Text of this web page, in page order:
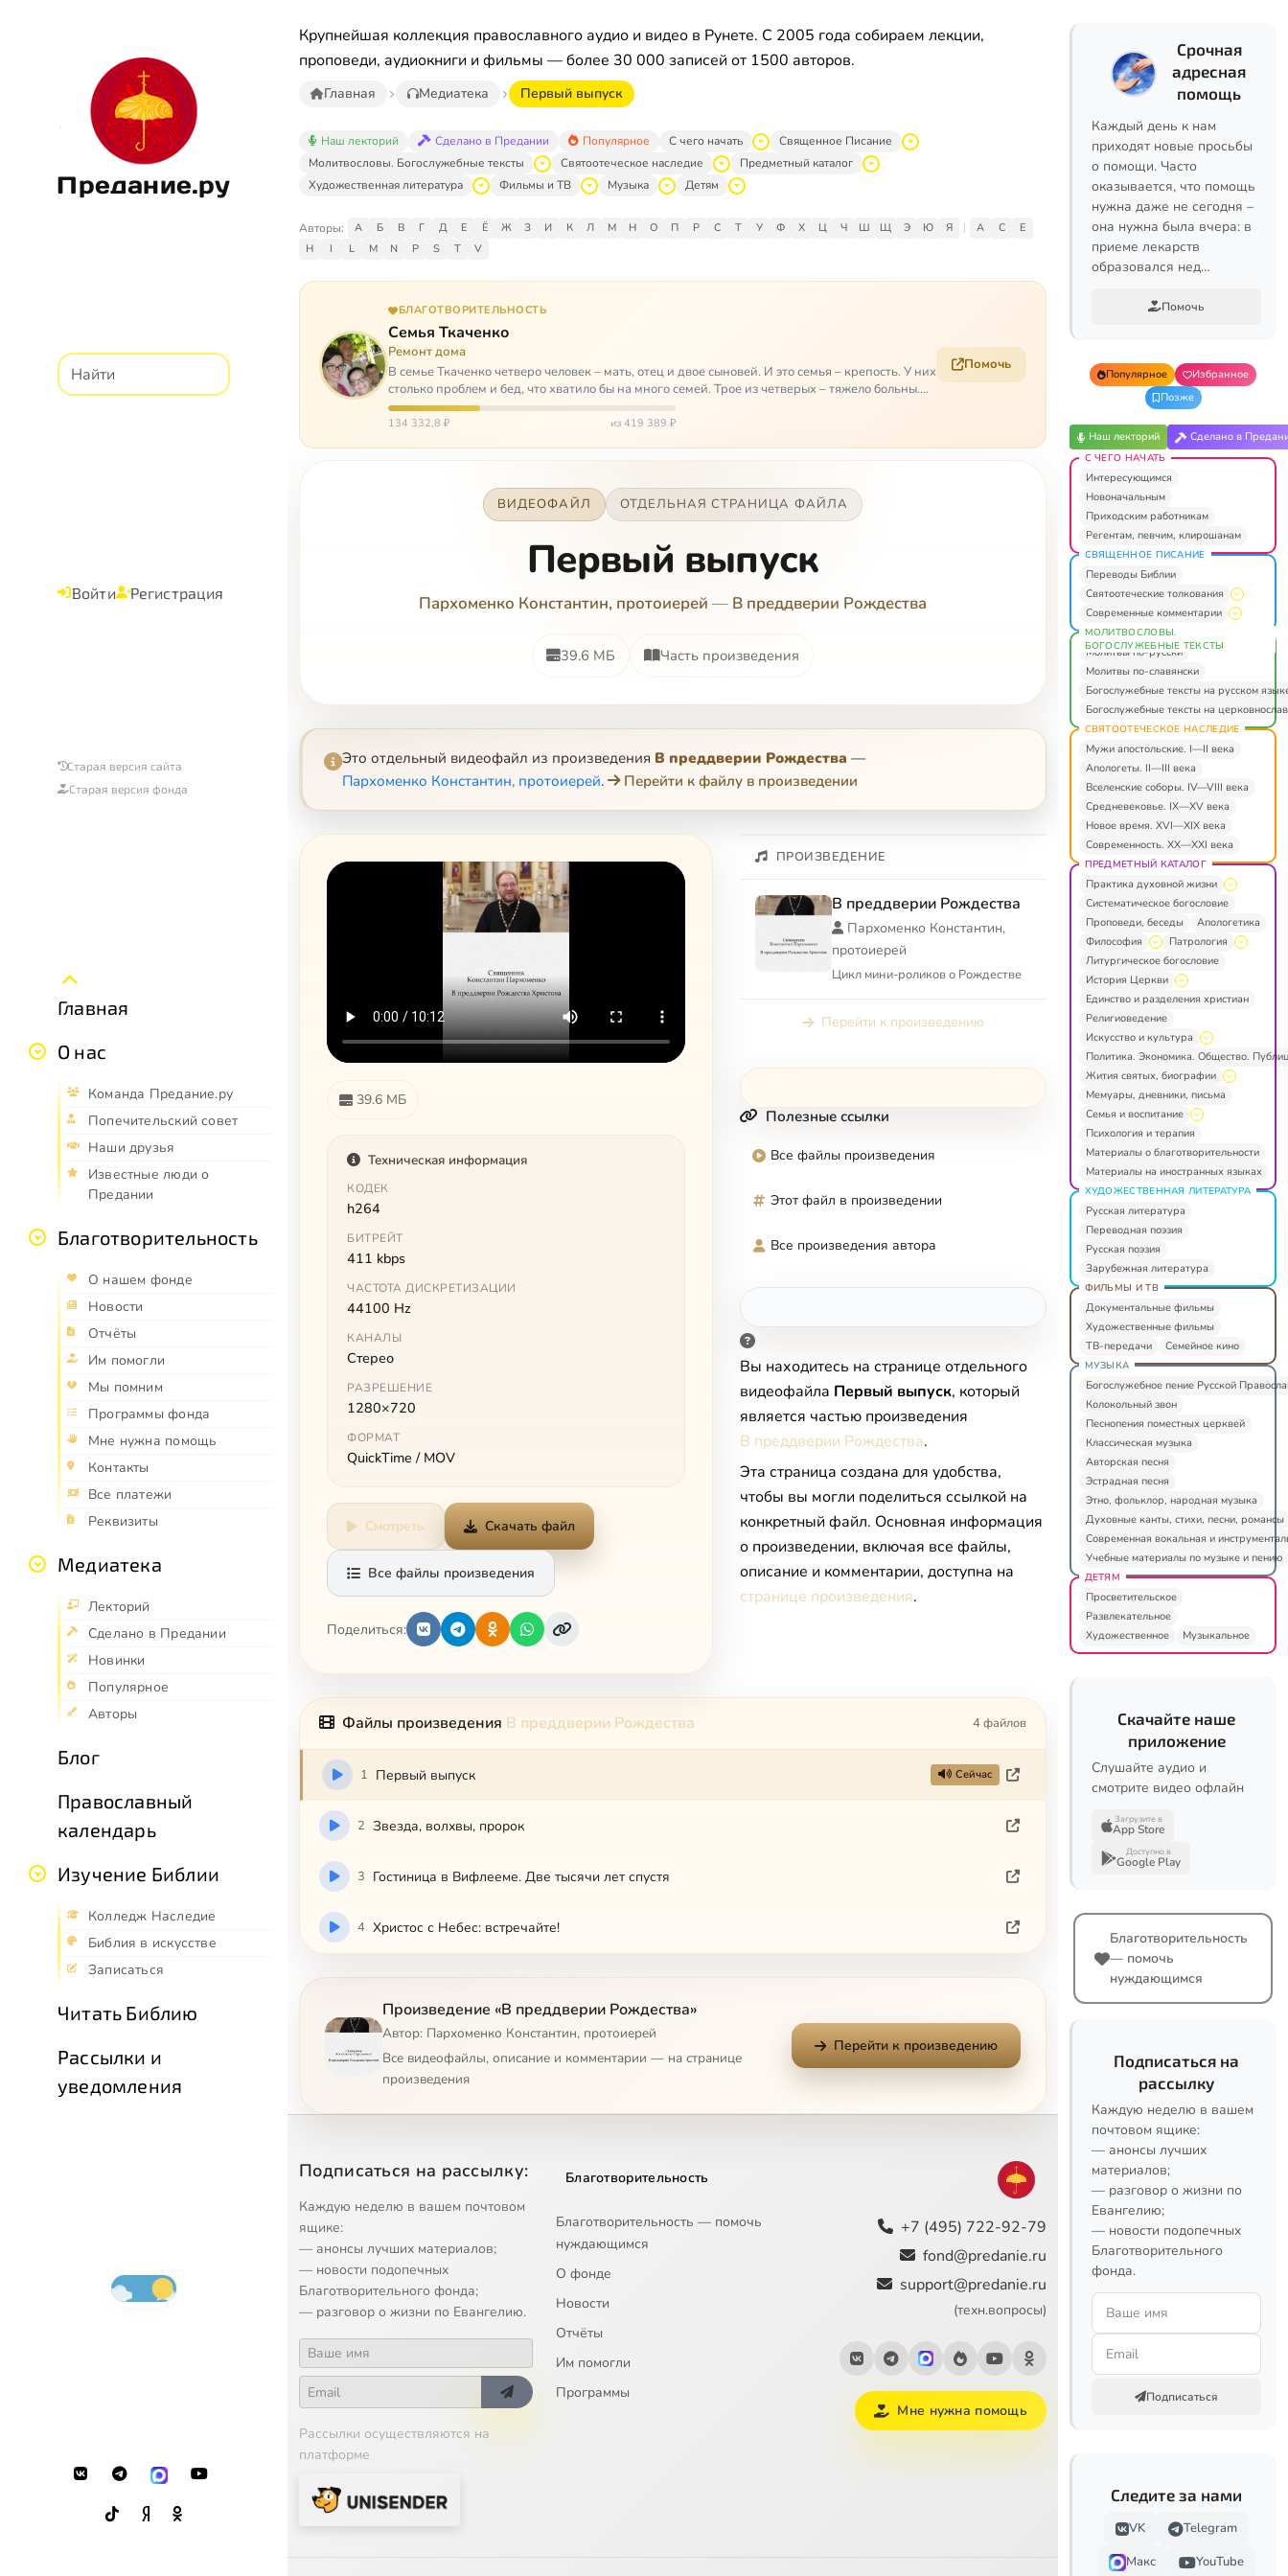
Предание.ру
Войти Регистрация
Старая версия сайта
Старая версия фонда
Главная
О нас
Команда Предание.ру
Попечительский совет
Наши друзья
Известные люди о
Предании
Благотворительность
О нашем фонде
Новости
Отчёты
Им помогли
Мы помним
Программы фонда
Мне нужна помощь
Контакты
Все платежи
Реквизиты
Медиатека
Лекторий
Сделано в Предании
Новинки
Популярное
Авторы
Блог
Православный
календарь
Изучение Библии
Колледж Наследие
Библия в искусстве
Записаться
Читать Библию
Рассылки и
уведомления
Крупнейшая коллекция православного аудио и видео в Рунете. С 2005 года собираем лекции,
проповеди, аудиокниги и фильмы — более 30 000 записей от 1500 авторов.
Главная Медиатека Первый выпуск
Наш лекторий Сделано в Предании Популярное С чего начать
Священное Писание
Молитвословы. Богослужебные тексты
Святоотеческое наследие
Предметный каталог
Художественная литература
Фильмы и ТВ Музыка Детям
Авторы: А Б В Г Д Е Ё Ж З И К Л М Н О П Р С Т У Ф Х Ц Ч Ш Щ Э Ю Я | A C
E
H
I L M N P S T V
БЛАГОТВОРИТЕЛЬНОСТЬ
Семья Ткаченко
Ремонт дома
В семье Ткаченко четверо человек – мать, отец и двое сыновей. И это семья – крепость. У них
столько проблем и бед, что хватило бы на много семей. Трое из четверых – тяжело больны.…
134 332,8 ₽ из 419 389 ₽
Помочь
ВИДЕОФАЙЛ ОТДЕЛЬНАЯ СТРАНИЦА ФАЙЛА
Первый выпуск
Пархоменко Константин, протоиерей — В преддверии Рождества
39.6 МБ Часть произведения
Это отдельный видеофайл из произведения В преддверии Рождества —
Пархоменко Константин, протоиерей. Перейти к файлу в произведении
39.6 МБ
Техническая информация
КОДЕК
h264
БИТРЕЙТ
411 kbps
ЧАСТОТА ДИСКРЕТИЗАЦИИ
44100 Hz
КАНАЛЫ
Стерео
РАЗРЕШЕНИЕ
1280×720
ФОРМАТ
QuickTime / MOV
Смотреть Скачать файл
Все файлы произведения
Поделиться:
ПРОИЗВЕДЕНИЕ
В преддверии Рождества
Пархоменко Константин,
протоиерей
Цикл мини-роликов о Рождестве
Перейти к произведению
Полезные ссылки
Все файлы произведения
Этот файл в произведении
Все произведения автора
Вы находитесь на странице отдельного
видеофайла Первый выпуск, который
является частью произведения
В преддверии Рождества.
Эта страница создана для удобства,
чтобы вы могли поделиться ссылкой на
конкретный файл. Основная информация
о произведении, включая все файлы,
описание и комментарии, доступна на
странице произведения.
Файлы произведения В преддверии Рождества 4 файлов
1 Первый выпуск Сейчас
2 Звезда, волхвы, пророк
3 Гостиница в Вифлееме. Две тысячи лет спустя
4 Христос с Небес: встречайте!
Произведение «В преддверии Рождества»
Автор: Пархоменко Константин, протоиерей
Все видеофайлы, описание и комментарии — на странице
произведения
Перейти к произведению
Подписаться на рассылку:
Каждую неделю в вашем почтовом
ящике:
— анонсы лучших материалов;
— новости подопечных
Благотворительного фонда;
— разговор о жизни по Евангелию.
Рассылки осуществляются на
платформе
Благотворительность
Благотворительность — помочь
нуждающимся
О фонде
Новости
Отчёты
Им помогли
Программы
+7 (495) 722-92-79
fond@predanie.ru
support@predanie.ru
(техн.вопросы)
Мне нужна помощь
Срочная
адресная
помощь
Каждый день к нам
приходят новые просьбы
о помощи. Часто
оказывается, что помощь
нужна даже не сегодня –
она нужна была вчера: в
приеме лекарств
образовался нед…
Помочь
Популярное
Избранное
Позже
Наш лекторий Сделано в
С ЧЕГО НАЧАТЬ
Интересующимся
Новоначальным
Приходским работникам
Регентам, певчим, клирошанам
СВЯЩЕННОЕ ПИСАНИЕ
Переводы Библии
Святоотеческие толкования
Современные комментарии
МОЛИТВОСЛОВЫ.
БОГОСЛУЖЕБНЫЕ ТЕКСТЫ
Молитвы по-русски
Молитвы по-славянски
Богослужебные тексты на русском
Богослужебные тексты на
СВЯТООТЕЧЕСКОЕ НАСЛЕДИЕ
Мужи апостольские. I—II века
Апологеты. II—III века
Вселенские соборы. IV—VIII века
Средневековье. IX—XV века
Новое время. XVI—XIX века
Современность. XX—XXI века
ПРЕДМЕТНЫЙ КАТАЛОГ
Практика духовной жизни
Систематическое богословие
Проповеди, беседы
Апологетика
Философия
Патрология
Литургическое богословие
История Церкви
Единство и разделения христиан
Религиоведение
Искусство и культура
Политика. Экономика. Общество.
Жития святых, биографии
Мемуары, дневники, письма
Семья и воспитание
Психология и терапия
Материалы о благотворительности
Материалы на иностранных языках
ХУДОЖЕСТВЕННАЯ ЛИТЕРАТУРА
Русская литература
Переводная поэзия
Русская поэзия
Зарубежная литература
ФИЛЬМЫ И ТВ
Документальные фильмы
Художественные фильмы
ТВ-передачи
Семейное кино
МУЗЫКА
Богослужебное пение Русской
Колокольный звон
Песнопения поместных церквей
Классическая музыка
Авторская песня
Эстрадная песня
Этно, фольклор, народная музыка
Духовные канты, стихи, песни, романсы
Современная вокальная и
Учебные материалы по музыке и пению
ДЕТЯМ
Просветительское
Развлекательное
Художественное
Музыкальное
Скачайте наше
приложение
Слушайте аудио и
смотрите видео офлайн
Загрузите в
App Store
Доступно в
Google Play
Благотворительность
— помочь
нуждающимся
Подписаться на
рассылку
Каждую неделю в вашем
почтовом ящике:
— анонсы лучших
материалов;
— разговор о жизни по
Евангелию;
— новости подопечных
Благотворительного
фонда.
Подписаться
Следите за нами
VK
Telegram
Макс
YouTube